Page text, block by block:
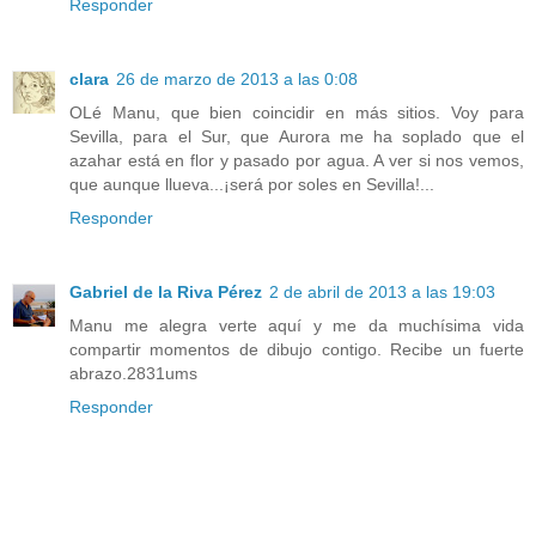
Responder
clara 26 de marzo de 2013 a las 0:08
OLé Manu, que bien coincidir en más sitios. Voy para
Sevilla, para el Sur, que Aurora me ha soplado que el
azahar está en flor y pasado por agua. A ver si nos vemos,
que aunque llueva...¡será por soles en Sevilla!...
Responder
Gabriel de la Riva Pérez 2 de abril de 2013 a las 19:03
Manu me alegra verte aquí y me da muchísima vida
compartir momentos de dibujo contigo. Recibe un fuerte
abrazo.2831ums
Responder